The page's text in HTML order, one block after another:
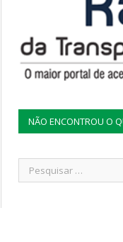
NÃO ENCONTROU O